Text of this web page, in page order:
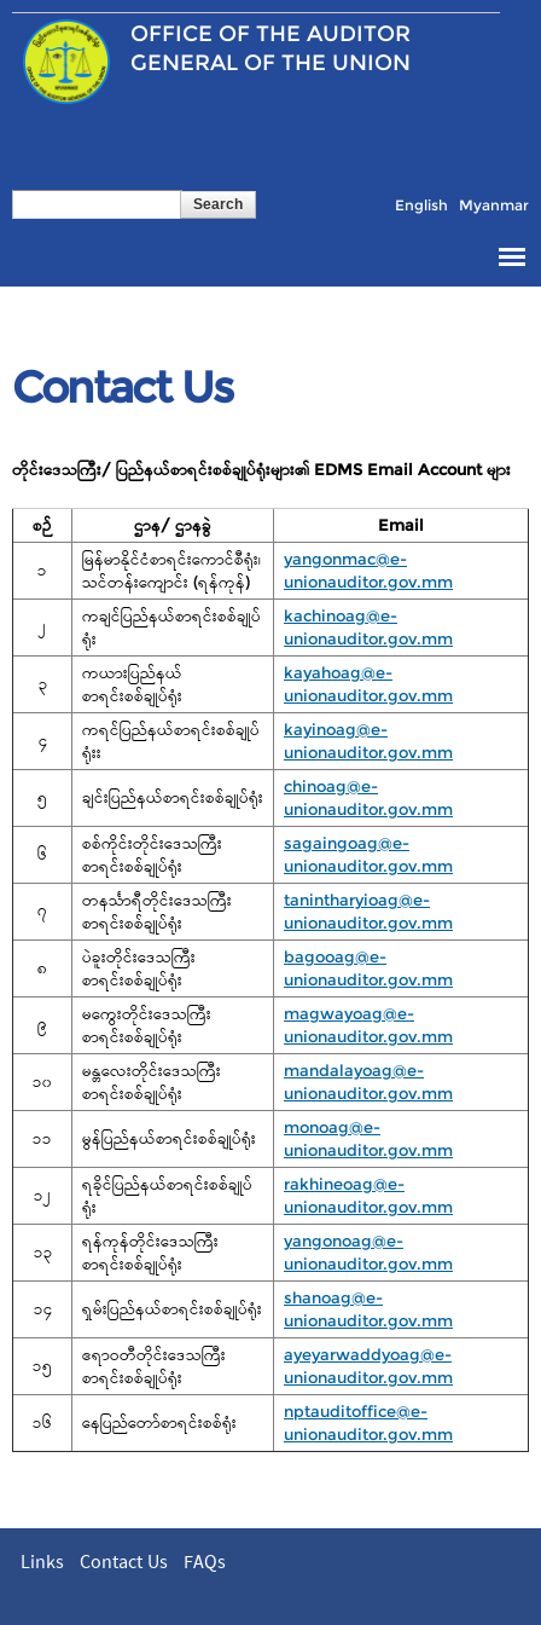
Skip to
main
content
OFFICE OF THE AUDITOR
GENERAL OF THE UNION
Search form English Myanmar
Contact Us
တိုင်းဒေသကြီး/ ပြည်နယ်စာရင်းစစ်ချုပ်ရုံးများ၏ EDMS Email Account များ
စဉ် ဌာန/ ဌာနခွဲ Email
၁
မြန်မာနိုင်ငံစာရင်းကောင်စီရုံး၊
သင်တန်းကျောင်း (ရန်ကုန်)
yangonmac@e-
unionauditor.gov.mm
၂
ကချင်ပြည်နယ်စာရင်းစစ်ချုပ်
ရုံး
kachinoag@e-
unionauditor.gov.mm
၃
ကယားပြည်နယ်
စာရင်းစစ်ချုပ်ရုံး
kayahoag@e-
unionauditor.gov.mm
၄
ကရင်ပြည်နယ်စာရင်းစစ်ချုပ်
ရုံးး
kayinoag@e-
unionauditor.gov.mm
၅ ချင်းပြည်နယ်စာရင်းစစ်ချုပ်ရုံး
chinoag@e-
unionauditor.gov.mm
၆
စစ်ကိုင်းတိုင်းဒေသကြီး
စာရင်းစစ်ချုပ်ရုံး
sagaingoag@e-
unionauditor.gov.mm
၇
တနင်္သာရီတိုင်းဒေသကြီး
စာရင်းစစ်ချုပ်ရုံး
tanintharyioag@e-
unionauditor.gov.mm
၈
ပဲခူးတိုင်းဒေသကြီး
စာရင်းစစ်ချုပ်ရုံး
bagooag@e-
unionauditor.gov.mm
၉
မကွေးတိုင်းဒေသကြီး
စာရင်းစစ်ချုပ်ရုံး
magwayoag@e-
unionauditor.gov.mm
၁၀
မန္တလေးတိုင်းဒေသကြီး
စာရင်းစစ်ချုပ်ရုံး
mandalayoag@e-
unionauditor.gov.mm
၁၁ မွန်ပြည်နယ်စာရင်းစစ်ချုပ်ရုံး
monoag@e-
unionauditor.gov.mm
၁၂
ရခိုင်ပြည်နယ်စာရင်းစစ်ချုပ်
ရုံး
rakhineoag@e-
unionauditor.gov.mm
၁၃
ရန်ကုန်တိုင်းဒေသကြီး
စာရင်းစစ်ချုပ်ရုံး
yangonoag@e-
unionauditor.gov.mm
၁၄ ရှမ်းပြည်နယ်စာရင်းစစ်ချုပ်ရုံး
shanoag@e-
unionauditor.gov.mm
၁၅
ဧရာဝတီတိုင်းဒေသကြီး
စာရင်းစစ်ချုပ်ရုံး
ayeyarwaddyoag@e-
unionauditor.gov.mm
၁၆ နေပြည်တော်စာရင်းစစ်ရုံး
nptauditoffice@e-
unionauditor.gov.mm
Links Contact Us FAQs